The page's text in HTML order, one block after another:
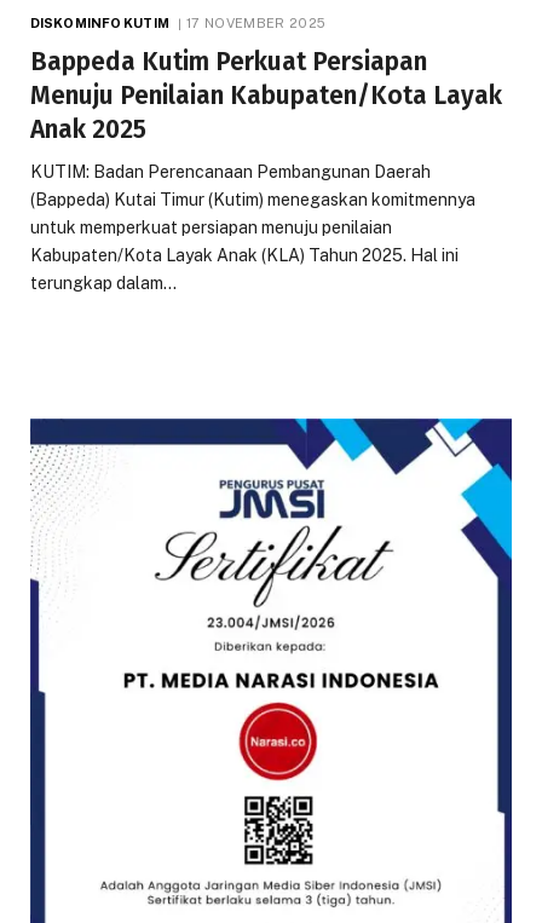
DISKOMINFO KUTIM 17 NOVEMBER 2025
Bappeda Kutim Perkuat Persiapan
Menuju Penilaian Kabupaten/Kota Layak
Anak 2025
KUTIM: Badan Perencanaan Pembangunan Daerah
(Bappeda) Kutai Timur (Kutim) menegaskan komitmennya
untuk memperkuat persiapan menuju penilaian
Kabupaten/Kota Layak Anak (KLA) Tahun 2025. Hal ini
terungkap dalam…